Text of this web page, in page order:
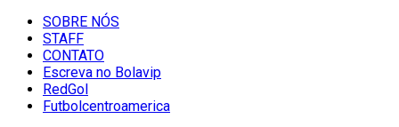
SOBRE NÓS
STAFF
CONTATO
Escreva no Bolavip
RedGol
Futbolcentroamerica